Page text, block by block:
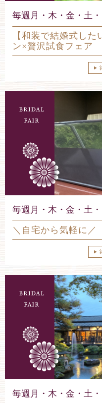
毎週月・木・金・土
【和装で結婚式し
ン×贅沢試食フェア
毎週月・木・金・土
＼自宅から気軽に／
毎週月・木・金・土